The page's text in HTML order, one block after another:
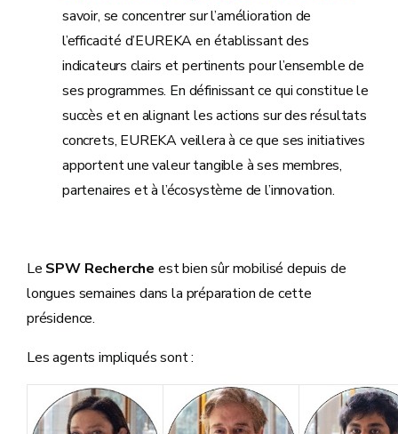
savoir, se concentrer sur l’amélioration de
l’efficacité d’EUREKA en établissant des
indicateurs clairs et pertinents pour l’ensemble de
ses programmes. En définissant ce qui constitue le
succès et en alignant les actions sur des résultats
concrets, EUREKA veillera à ce que ses initiatives
apportent une valeur tangible à ses membres,
partenaires et à l’écosystème de l’innovation.
Le SPW Recherche est bien sûr mobilisé depuis de
longues semaines dans la préparation de cette
présidence.
Les agents impliqués sont :